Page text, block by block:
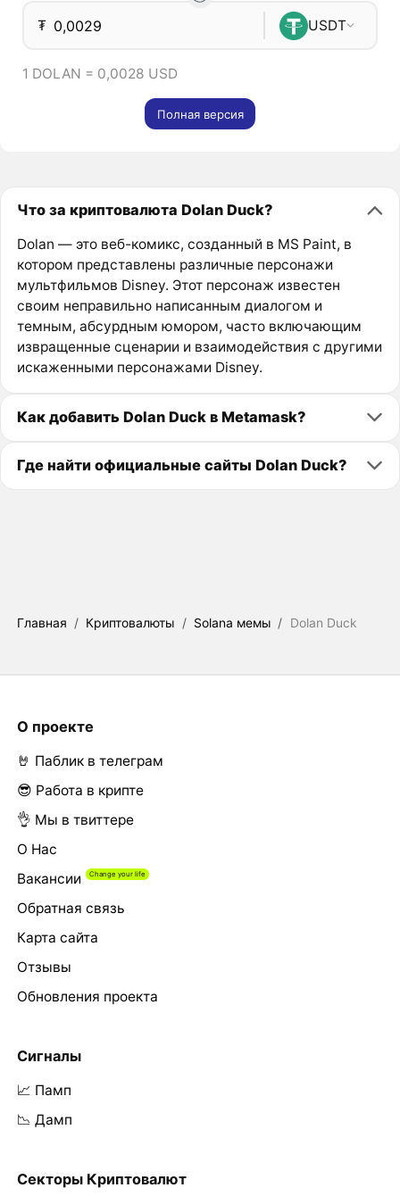
₮ USDT
1 DOLAN = 0,0028 USD
Полная версия
Что за криптовалюта Dolan Duck?
Dolan — это веб-комикс, созданный в MS Paint, в
котором представлены различные персонажи
мультфильмов Disney. Этот персонаж известен
своим неправильно написанным диалогом и
темным, абсурдным юмором, часто включающим
извращенные сценарии и взаимодействия с другими
искаженными персонажами Disney.
Как добавить Dolan Duck в Metamask?
Где найти официальные сайты Dolan Duck?
Главная / Криптовалюты / Solana мемы / Dolan Duck
О проекте
🤘 Паблик в телеграм
😎 Работа в крипте
👌 Мы в твиттере
О Нас
Вакансии
Обратная связь
Карта сайта
Отзывы
Обновления проекта
Сигналы
📈 Памп
📉 Дамп
Секторы Криптовалют